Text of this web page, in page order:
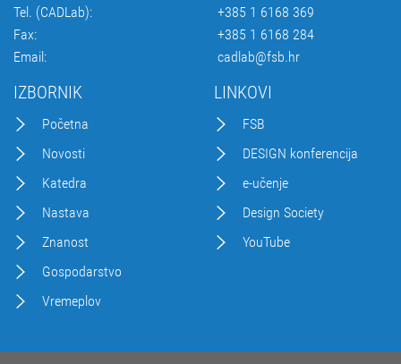
Tel. (CADLab):
+385 1 6168 369
Fax:
+385 1 6168 284
Email:
cadlab@fsb.hr
IZBORNIK
Početna
Novosti
Katedra
Nastava
Znanost
Gospodarstvo
Vremeplov
LINKOVI
FSB
DESIGN konferencija
e-učenje
Design Society
YouTube